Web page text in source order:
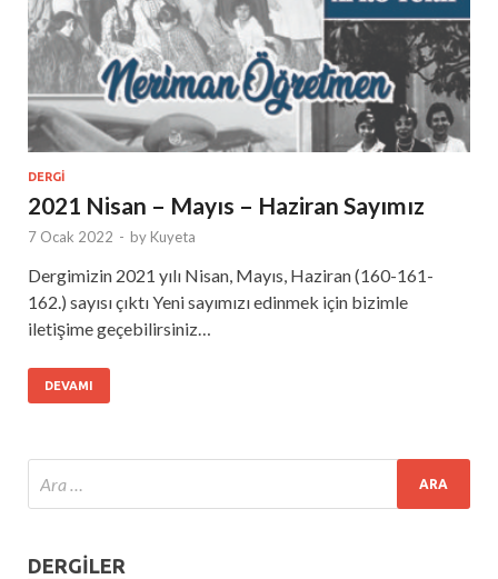
DERGI
2021 Nisan – Mayıs – Haziran Sayımız
7 Ocak 2022 - by Kuyeta
Dergimizin 2021 yılı Nisan, Mayıs, Haziran (160-161-
162.) sayısı çıktı Yeni sayımızı edinmek için bizimle
iletişime geçebilirsiniz…
DEVAMI
DERGILER